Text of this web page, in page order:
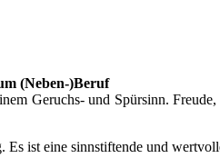
(Neben-)Beruf
Geruchs- und Spürsinn.
ist eine sinnstiftende und